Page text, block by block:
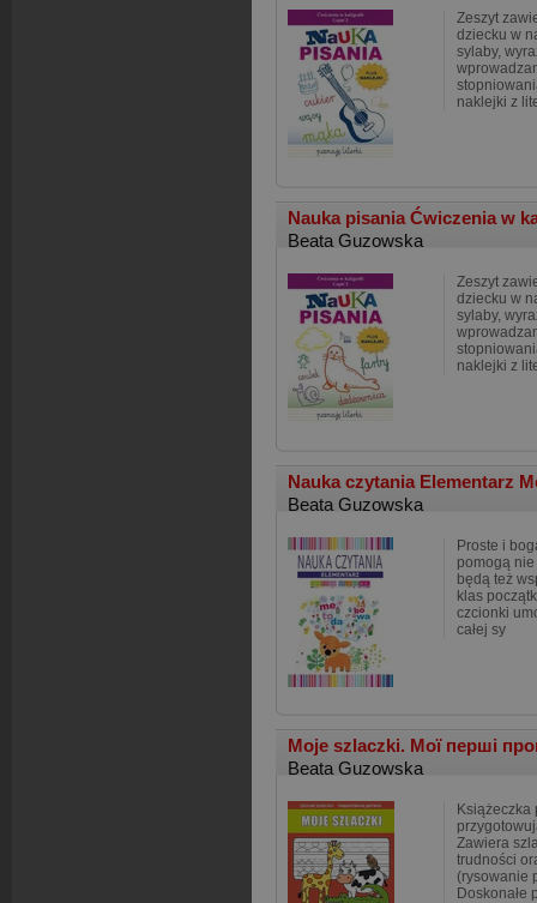
Zeszyt
dziecku w
sylaby,
naklejki z
Nauka pisania Ćwiczenia w
Beata Guzowska
Zeszyt
dziecku w
sylaby,
naklejki z
Nauka czytania Elementarz
Beata Guzowska
Proste i
pomogą
będą też
klas
czcionki
całej sy
Moje szlaczki. Мої перші
Beata Guzowska
Książeczka
Zawiera
trudności
(rysowanie
Doskonałe